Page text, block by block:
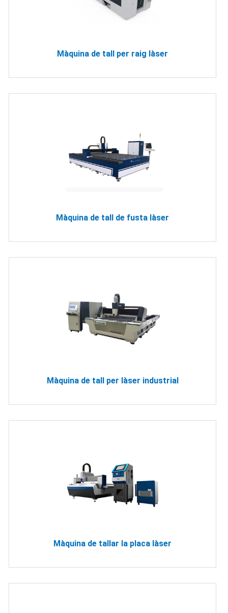
Màquina de tall per raig làser
Màquina de tall de fusta làser
Màquina de tall per làser industrial
Màquina de tallar la placa làser